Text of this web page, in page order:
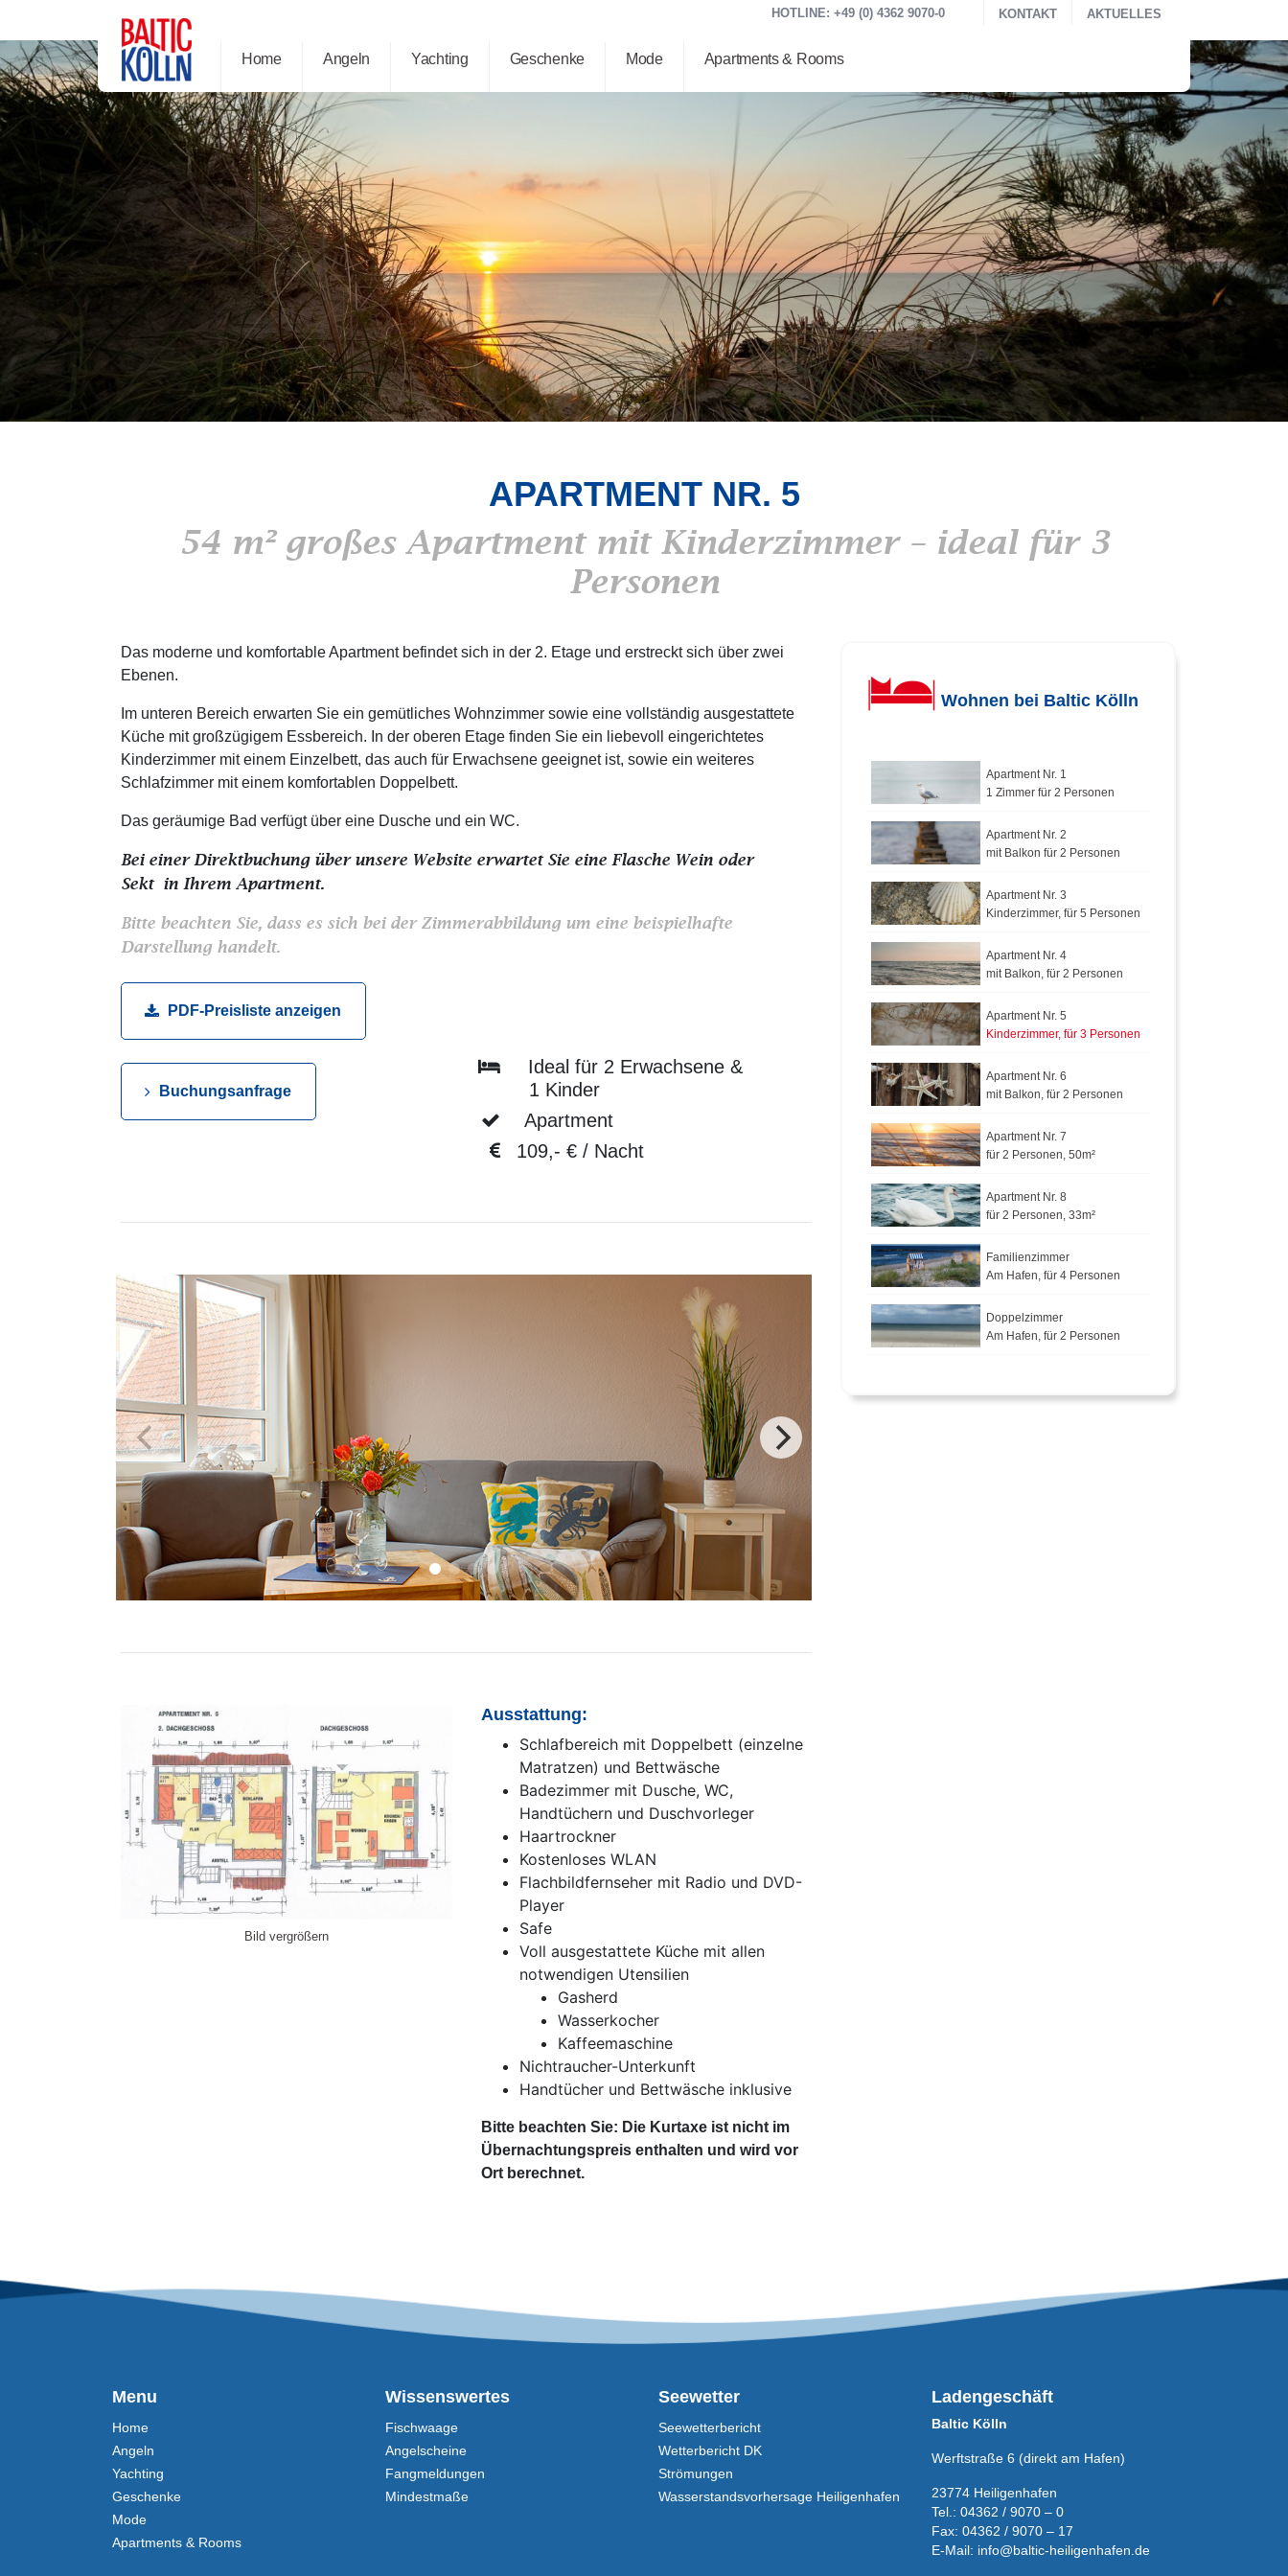
HOTLINE: +49 (0) 4362 9070-0 KONTAKT AKTUELLES
Home Angeln Yachting Geschenke Mode Apartments & Rooms
APARTMENT NR. 5
54 m² großes Apartment mit Kinderzimmer – ideal für 3
Personen
Das moderne und komfortable Apartment befindet sich in der 2. Etage und erstreckt sich über zwei
Ebenen.
Im unteren Bereich erwarten Sie ein gemütliches Wohnzimmer sowie eine vollständig ausgestattete
Küche mit großzügigem Essbereich. In der oberen Etage finden Sie ein liebevoll eingerichtetes
Kinderzimmer mit einem Einzelbett, das auch für Erwachsene geeignet ist, sowie ein weiteres
Schlafzimmer mit einem komfortablen Doppelbett.
Das geräumige Bad verfügt über eine Dusche und ein WC.
Bei einer Direktbuchung über unsere Website erwartet Sie eine Flasche Wein oder
Sektin Ihrem Apartment.
Bitte beachten Sie, dass es sich bei der Zimmerabbildung um eine beispielhafte
Darstellung handelt.
PDF-Preisliste anzeigen
Buchungsanfrage
Ideal für 2 Erwachsene &
1 Kinder
Apartment
109,- € / Nacht
Bild vergrößern
Ausstattung:
Schlafbereich mit Doppelbett (einzelne
Matratzen) und Bettwäsche
Badezimmer mit Dusche, WC,
Handtüchern und Duschvorleger
Haartrockner
Kostenloses WLAN
Flachbildfernseher mit Radio und DVD-
Player
Safe
Voll ausgestattete Küche mit allen
notwendigen Utensilien
Gasherd
Wasserkocher
Kaffeemaschine
Nichtraucher-Unterkunft
Handtücher und Bettwäsche inklusive
Bitte beachten Sie: Die Kurtaxe ist nicht im
Übernachtungspreis enthalten und wird vor
Ort berechnet.
Wohnen bei Baltic Kölln
Apartment Nr. 1
1 Zimmer für 2 Personen
Apartment Nr. 2
mit Balkon für 2 Personen
Apartment Nr. 3
Kinderzimmer, für 5 Personen
Apartment Nr. 4
mit Balkon, für 2 Personen
Apartment Nr. 5
Kinderzimmer, für 3 Personen
Apartment Nr. 6
mit Balkon, für 2 Personen
Apartment Nr. 7
für 2 Personen, 50m²
Apartment Nr. 8
für 2 Personen, 33m²
Familienzimmer
Am Hafen, für 4 Personen
Doppelzimmer
Am Hafen, für 2 Personen
Menu
Home
Angeln
Yachting
Geschenke
Mode
Apartments & Rooms
Wissenswertes
Fischwaage
Angelscheine
Fangmeldungen
Mindestmaße
Seewetter
Seewetterbericht
Wetterbericht DK
Strömungen
Wasserstands­vorhersage Heiligenhafen
Ladengeschäft
Baltic Kölln
Werftstraße 6 (direkt am Hafen)
23774 Heiligenhafen
Tel.: 04362 / 9070 – 0
Fax: 04362 / 9070 – 17
E-Mail: info@baltic-heiligenhafen.de